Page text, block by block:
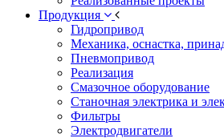
Продукция
Гидропривод
Механика, оснастка,
Пневмопривод
Реализация
Смазочное оборудование
Станочная электрика и
Фильтры
Электродвигатели